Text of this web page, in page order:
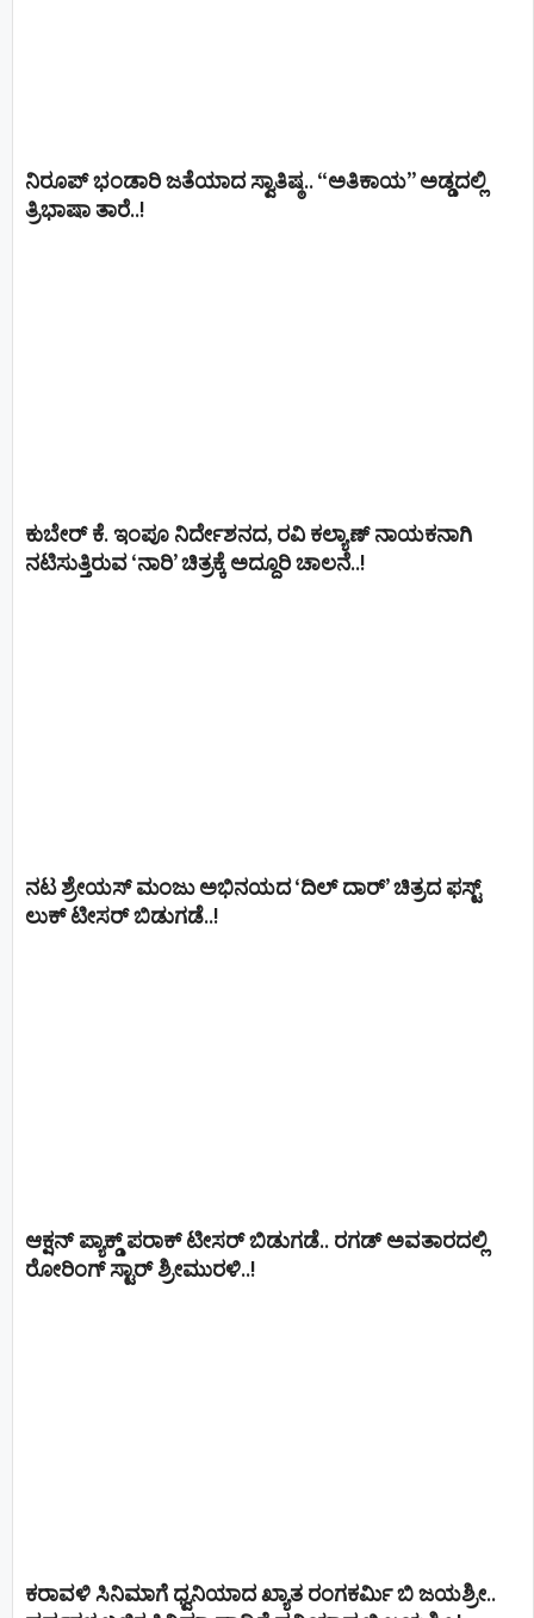
ನಿರೂಪ್ ಭಂಡಾರಿ ಜತೆಯಾದ ಸ್ವಾತಿಷ್ಠ.. “ಅತಿಕಾಯ” ಅಡ್ಡದಲ್ಲಿ
ತ್ರಿಭಾಷಾ ತಾರೆ..!
ಕುಬೇರ್ ಕೆ. ಇಂಪೂ ನಿರ್ದೇಶನದ, ರವಿ ಕಲ್ಯಾಣ್‍ ನಾಯಕನಾಗಿ
ನಟಿಸುತ್ತಿರುವ ‘ನಾರಿ’ ಚಿತ್ರಕ್ಕೆ ಅದ್ದೂರಿ ಚಾಲನೆ..!
ನಟ ಶ್ರೇಯಸ್ ಮಂಜು ಅಭಿನಯದ ‘ದಿಲ್ ದಾರ್’ ಚಿತ್ರದ ಫಸ್ಟ್
ಲುಕ್ ಟೀಸರ್ ಬಿಡುಗಡೆ..!
ಆಕ್ಷನ್ ಪ್ಯಾಕ್ಡ್ ಪರಾಕ್ ಟೀಸರ್ ಬಿಡುಗಡೆ.. ರಗಡ್ ಅವತಾರದಲ್ಲಿ
ರೋರಿಂಗ್ ಸ್ಟಾರ್ ಶ್ರೀಮುರಳಿ..!
ಕರಾವಳಿ ಸಿನಿಮಾಗೆ ಧ್ವನಿಯಾದ ಖ್ಯಾತ ರಂಗಕರ್ಮಿ ಬಿ ಜಯಶ್ರೀ..